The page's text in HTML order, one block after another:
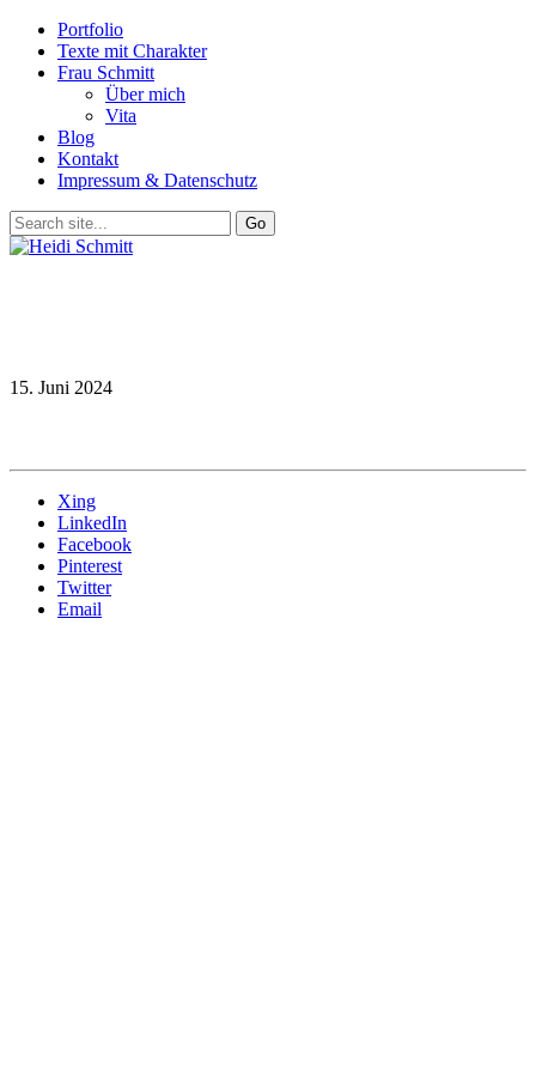
Portfolio
Texte mit Charakter
Frau Schmitt
Über mich
Vita
Blog
Kontakt
Impressum & Datenschutz
15. Juni 2024
Xing
LinkedIn
Facebook
Pinterest
Twitter
Email